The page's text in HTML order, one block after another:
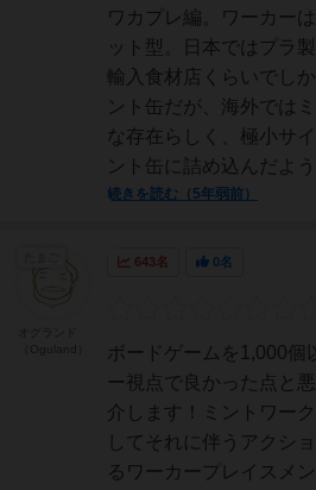
ワカプレ編。ワーカー
ット型。日本ではプラ
輸入食材店くらいでし
ント缶だが、海外では
な存在らしく、極小サ
ント缶に詰め込んだよ
続きを読む（5年弱前）
643名 0名
ボードゲームを1,000個
ー視点で良かった点と
介します！ミントワー
してそれに伴うアクシ
るワーカープレイスメ